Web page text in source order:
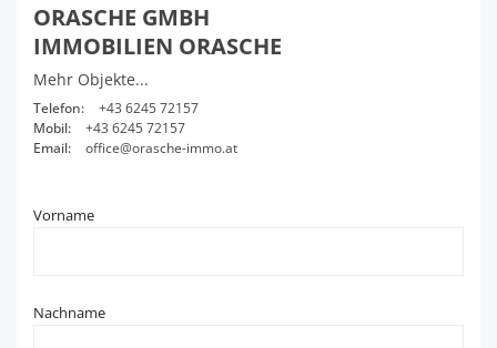
ORASCHE GMBH
IMMOBILIEN ORASCHE
Mehr Objekte...
Telefon:
+43 6245 72157
Mobil:
+43 6245 72157
Email:
office@orasche-immo.at
Vorname
Nachname